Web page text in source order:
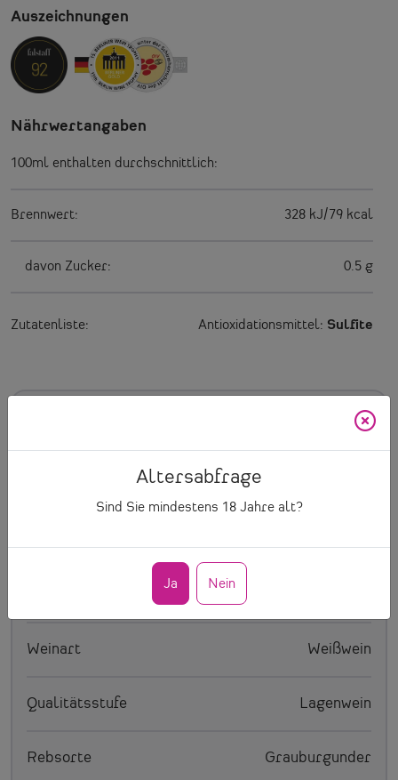
Altersabfrage
Sind Sie mindestens 18Jahre alt?
Ja Nein
Auszeichnungen
Nährwertangaben
100ml enthalten durchschnittlich:
Brennwert: 328 kJ/79 kcal
davon Zucker: 0.5 g
Zutatenliste: Antioxidationsmittel: Sulfite
Weinart Weißwein
Qualitätsstufe Lagenwein
Rebsorte Grauburgunder